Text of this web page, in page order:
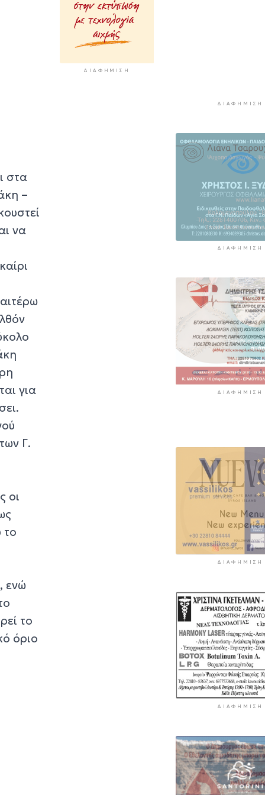
στα
–
να
για
Γ.
οι
το
ενώ
το
όριο
ΔΙΑΦΉΜΙΣΗ
Aκτοπλοΐα: Σε
«πράσινη»
σχέδιο
5 ώρες 41 λεπτά πρίν
ΔΙΑΦΉΜΙΣΗ
ΔΙΑΦΉΜΙΣΗ
ΔΙΑΦΉΜΙΣΗ
ΔΙΑΦΉΜΙΣΗ
ΔΙΑΦΉΜΙΣΗ